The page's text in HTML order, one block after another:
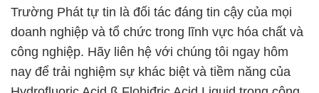
Trường Phát tự tin là đối tác đáng tin cậy của mọi
doanh nghiệp và tổ chức trong lĩnh vực hóa chất và
công nghiệp. Hãy liên hệ với chúng tôi ngay hôm
nay để trải nghiệm sự khác biệt và tiềm năng của